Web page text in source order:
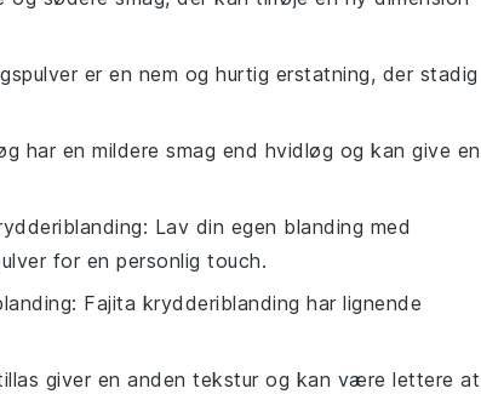
er en nem og hurtig erstatning, der stadig
har en mildere smag end hvidløg og kan give en
: Lav din egen blanding med
for en personlig touch.
: Fajita krydderiblanding har lignende
giver en anden tekstur og kan være lettere at